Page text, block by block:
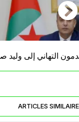
التهاني إلى وليد
ARTICLES